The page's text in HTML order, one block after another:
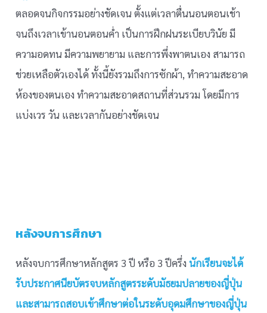
ตลอดจนกิจกรรมอย่างชัดเจน ตั้งแต่เวลาตื่นนอนตอนเช้า
จนถึงเวลาเข้านอนตอนค่ำ เป็นการฝึกฝนระเบียบวินัย มี
ความอดทน มีความพยายาม และการพึ่งพาตนเอง สามารถ
ช่วยเหลือตัวเองได้ ทั้งนี้ยังรวมถึงการซักผ้า, ทำความสะอาด
ห้องของตนเอง ทำความสะอาดสถานที่ส่วนรวม โดยมีการ
แบ่งเวร วัน และเวลากันอย่างชัดเจน
หลังจบการศึกษา
หลังจบการศึกษาหลักสูตร 3 ปี หรือ 3 ปีครึ่ง นักเรียนจะได้
รับประกาศนียบัตรจบหลักสูตรระดับมัธยมปลายของญี่ปุ่น
และสามารถสอบเข้าศึกษาต่อในระดับอุดมศึกษาของญี่ปุ่น